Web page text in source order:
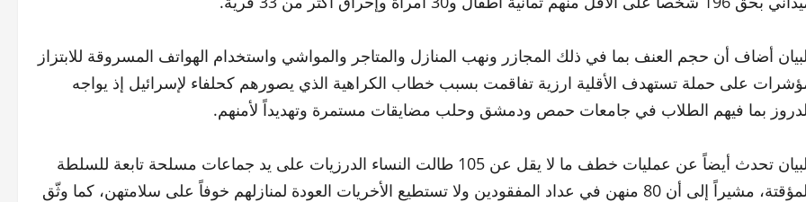
أضاف أن حجم العنف بما في ذلك المجازر ونهب المنازل والمتاجر والمواشي واستخدام الهواتف المسروقة للابتزاز
على حملة تستهدف الأقلية ارزية تفاقمت بسبب خطاب الكراهية الذي يصورهم كحلفاء لإسرائيل إذ يواجه
بما فيهم الطلاب في جامعات حمص ودمشق وحلب مضايقات مستمرة وتهديداً لأمنهم.
البيان تحدث أيضاً عن عمليات خطف ما لا يقل عن 105 طالت النساء الدرزيات على يد جماعات مسلحة تابعة للسلطة
المؤقتة، مشيراً إلى أن 80 منهن في عداد المفقودين ولا تستطيع الأخريات العودة لمنازلهم خوفاً على سلامتهن، كما وثّق